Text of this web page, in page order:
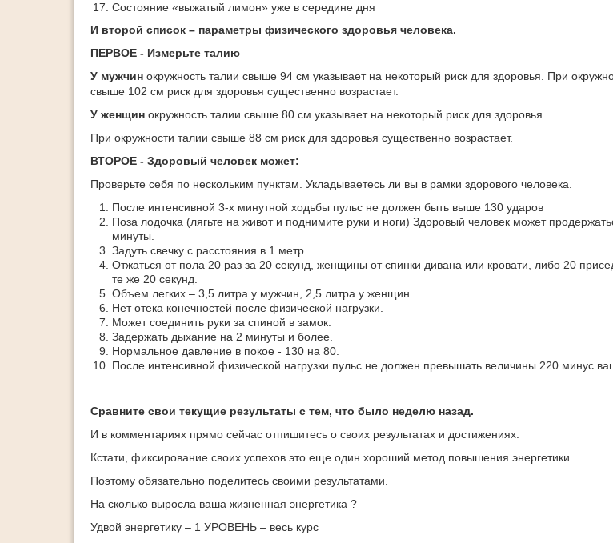
Состояние «выжатый лимон» уже в середине дня
И второй список – параметры физического здоровья человека.
ПЕРВОЕ - Измерьте талию
У мужчин окружность талии свыше 94 см указывает на некоторый риск для здоровья. При
свыше 102 см риск для здоровья существенно возрастает.
У женщин окружность талии свыше 80 см указывает на некоторый риск для здоровья.
При окружности талии свыше 88 см риск для здоровья существенно возрастает.
ВТОРОЕ - Здоровый человек может:
Проверьте себя по нескольким пунктам. Укладываетесь ли вы в рамки здорового человека.
После интенсивной 3-х минутной ходьбы пульс не должен быть выше 130 ударов
Поза лодочка (лягьте на живот и поднимите руки и ноги) Здоровый человек может
минуты.
Задуть свечку с расстояния в 1 метр.
Отжаться от пола 20 раз за 20 секунд, женщины от спинки дивана или кровати, либо 20
те же 20 секунд.
Объем легких – 3,5 литра у мужчин, 2,5 литра у женщин.
Нет отека конечностей после физической нагрузки.
Может соединить руки за спиной в замок.
Задержать дыхание на 2 минуты и более.
Нормальное давление в покое - 130 на 80.
После интенсивной физической нагрузки пульс не должен превышать величины 220 минус
Сравните свои текущие результаты с тем, что было неделю назад.
И в комментариях прямо сейчас отпишитесь о своих результатах и достижениях.
Кстати, фиксирование своих успехов это еще один хороший метод повышения энергетики.
Поэтому обязательно поделитесь своими результатами.
На сколько выросла ваша жизненная энергетика ?
Удвой энергетику – 1 УРОВЕНЬ – весь курс